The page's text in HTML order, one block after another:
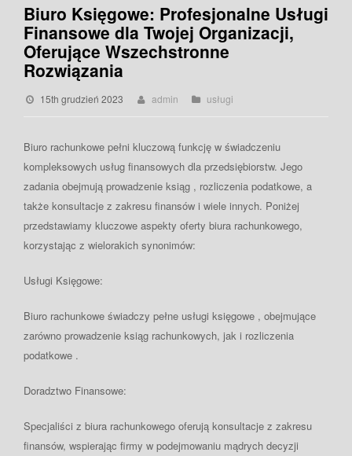
Biuro Księgowe: Profesjonalne Usługi
Finansowe dla Twojej Organizacji,
Oferujące Wszechstronne
Rozwiązania
15th grudzień 2023 admin usługi
Biuro rachunkowe pełni kluczową funkcję w świadczeniu
kompleksowych usług finansowych dla przedsiębiorstw. Jego
zadania obejmują prowadzenie ksiąg , rozliczenia podatkowe, a
także konsultacje z zakresu finansów i wiele innych. Poniżej
przedstawiamy kluczowe aspekty oferty biura rachunkowego,
korzystając z wielorakich synonimów:
Usługi Księgowe:
Biuro rachunkowe świadczy pełne usługi księgowe , obejmujące
zarówno prowadzenie ksiąg rachunkowych, jak i rozliczenia
podatkowe .
Doradztwo Finansowe:
Specjaliści z biura rachunkowego oferują konsultacje z zakresu
finansów, wspierając firmy w podejmowaniu mądrych decyzji